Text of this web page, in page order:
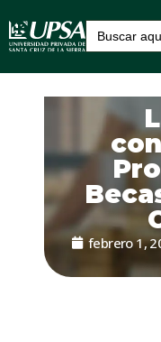
Buscar:
febrero 1,